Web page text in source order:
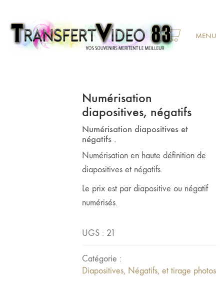
MENU
Numérisation
diapositives, négatifs
Numérisation diapositives et
négatifs .
Numérisation en haute définition de
diapositives et négatifs.
Le prix est par diapositive ou négatif
numérisés.
UGS : 21
Catégorie :
Diapositives, Négatifs, et tirage photos